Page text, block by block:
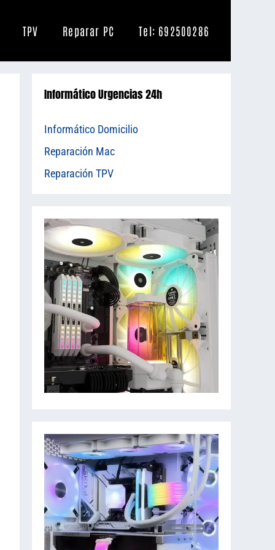
TPV Reparar PC Tel: 692500286
Informático Urgencias 24h
Informático Domicilio
Reparación Mac
Reparación TPV